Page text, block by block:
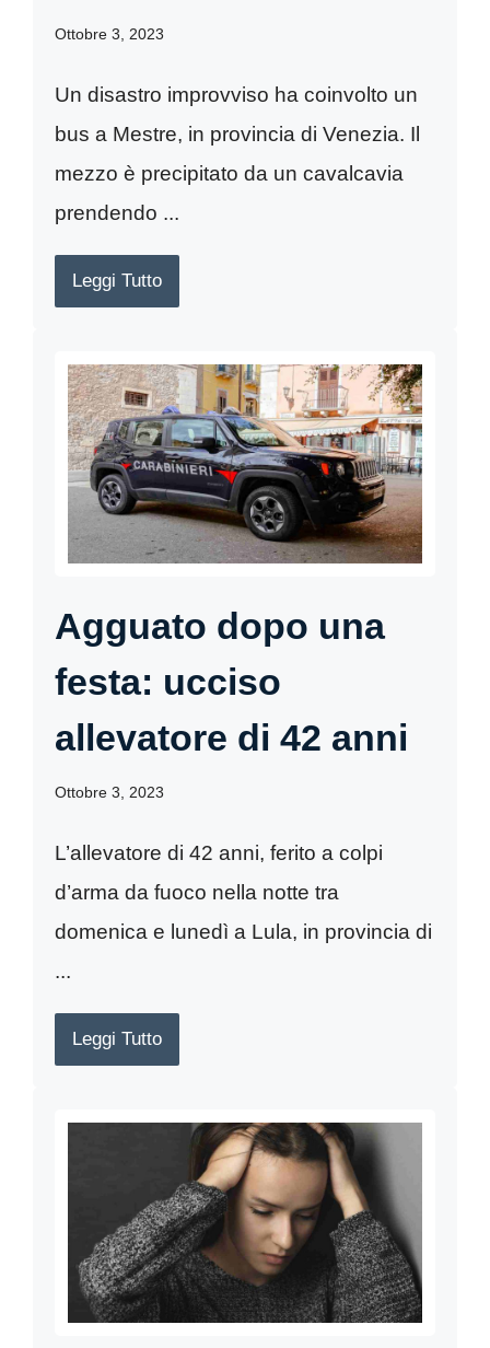
Ottobre 3, 2023
Un disastro improvviso ha coinvolto un
bus a Mestre, in provincia di Venezia. Il
mezzo è precipitato da un cavalcavia
prendendo ...
Leggi Tutto
Agguato dopo una
festa: ucciso
allevatore di 42 anni
Ottobre 3, 2023
L’allevatore di 42 anni, ferito a colpi
d’arma da fuoco nella notte tra
domenica e lunedì a Lula, in provincia di
...
Leggi Tutto